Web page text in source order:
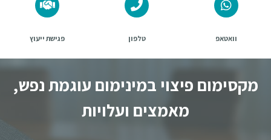
וואטאפ טלפון פגישת ייעוץ
מקסימום פיצוי במינימום עוגמת נפש,
מאמצים ועלויות